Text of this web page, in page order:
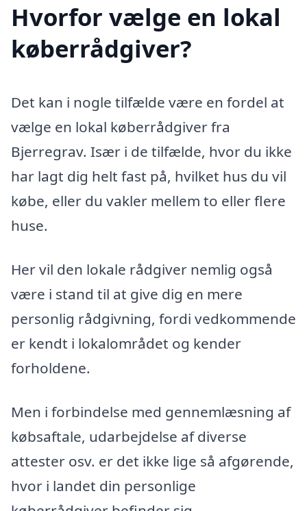
Hvorfor vælge en lokal
køberrådgiver?
Det kan i nogle tilfælde være en fordel at
vælge en lokal køberrådgiver fra
Bjerregrav. Især i de tilfælde, hvor du ikke
har lagt dig helt fast på, hvilket hus du vil
købe, eller du vakler mellem to eller flere
huse.
Her vil den lokale rådgiver nemlig også
være i stand til at give dig en mere
personlig rådgivning, fordi vedkommende
er kendt i lokalområdet og kender
forholdene.
Men i forbindelse med gennemlæsning af
købsaftale, udarbejdelse af diverse
attester osv. er det ikke lige så afgørende,
hvor i landet din personlige